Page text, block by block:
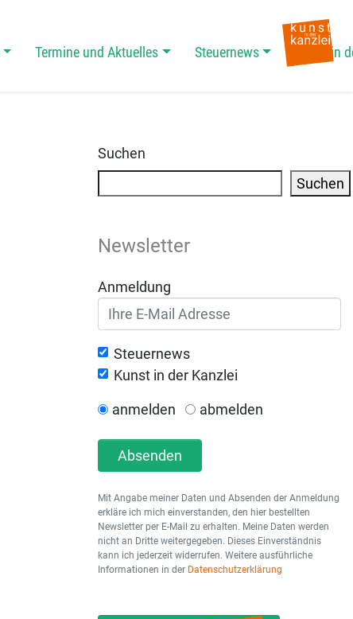
Termine und Aktuelles Steuernews Kunst in
Suchen
Suchen
Newsletter
Anmeldung
Steuernews
Kunst in der Kanzlei
anmelden abmelden
Absenden
Mit Angabe meiner Daten und Absenden der Anmeldung
erkläre ich mich einverstanden, den hier bestellten
Newsletter per E-Mail zu erhalten. Meine Daten werden
nicht an Dritte weitergegeben. Dieses Einverständnis
kann ich jederzeit widerrufen. Weitere ausführliche
Informationen in der Datenschutzerklärung